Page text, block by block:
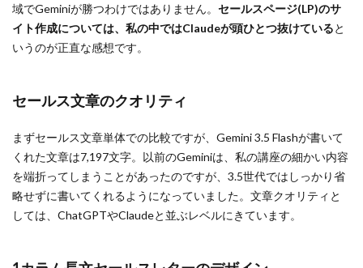
域でGeminiが勝つわけではありません。 セールスページ(LP)のサ
イト作成については、私の中ではClaudeが頭ひとつ抜けていると
いうのが正直な感想です。
セールス文章のクオリティ
まずセールス文章単体での比較ですが、Gemini 3.5 Flashが書いて
くれた文章は7,197文字。以前のGeminiは、私の講座の細かい内容
を端折ってしまうことがあったのですが、3.5世代ではしっかり省
略せずに書いてくれるようになっていました。文章クオリティと
しては、ChatGPTやClaudeと並ぶレベルにきています。